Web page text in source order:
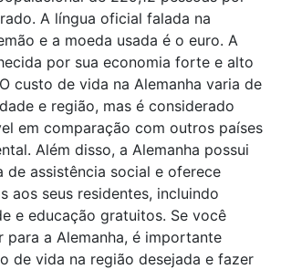
A língua oficial falada na
e a moeda usada é o euro. A
por sua economia forte e alto
custo de vida na Alemanha varia de
e região, mas é considerado
em comparação com outros países
Além disso, a Alemanha possui
de assistência social e oferece
aos seus residentes, incluindo
e educação gratuitos. Se você
para a Alemanha, é importante
de vida na região desejada e fazer